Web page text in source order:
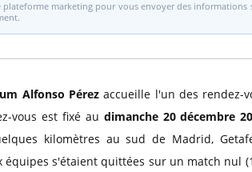
marketing pour vous envoyer des informations
Alfonso Pérezaccueille l'un des rendez-
vous est fixé au dimanche 20 décembre
kilomètres au sud de Madrid,
équipes s'étaient quittées sur un match nul